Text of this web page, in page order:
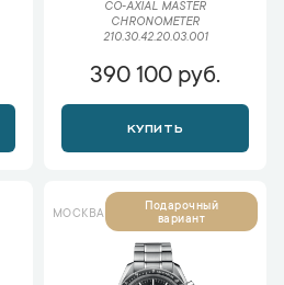
CO‑AXIAL MASTER
CHRONOMETER
210.30.42.20.03.001
390 100 руб.
КУПИТЬ
МОСКВА
Подарочный
вариант